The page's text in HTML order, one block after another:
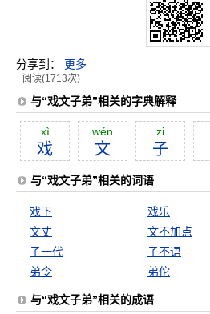
分享到： 更多
阅读(1713次)
与“戏文子弟”相关的字典解释
xì
戏
wén
文
zi
子
与“戏文子弟”相关的词语
戏下 戏乐
文丈
文不加点
子一代
子不语
弟令
弟佗
与“戏文子弟”相关的成语